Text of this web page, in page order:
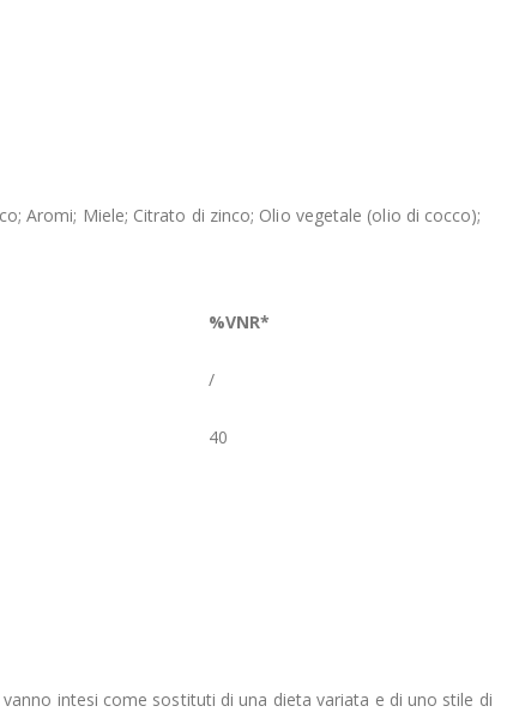
Aromi; Miele; Citrato di zinco; Olio vegetale (olio di cocco);
%VNR*
/
40
intesi come sostituti di una dieta variata e di uno stile di